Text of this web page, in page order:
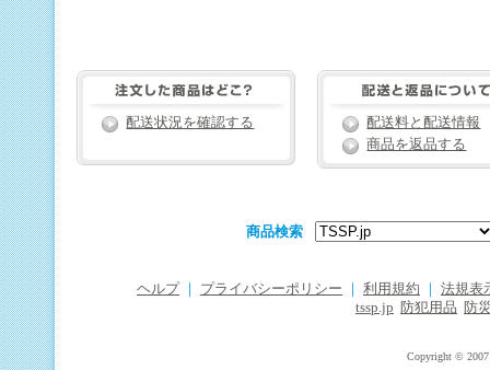
配送状況を確認する
配送料と配送情報
商品を返品する
商品検索
ヘルプ プライバシーポリシー 利用規約
法規表
tssp.jp
防犯用品 防
Copyright © 2007